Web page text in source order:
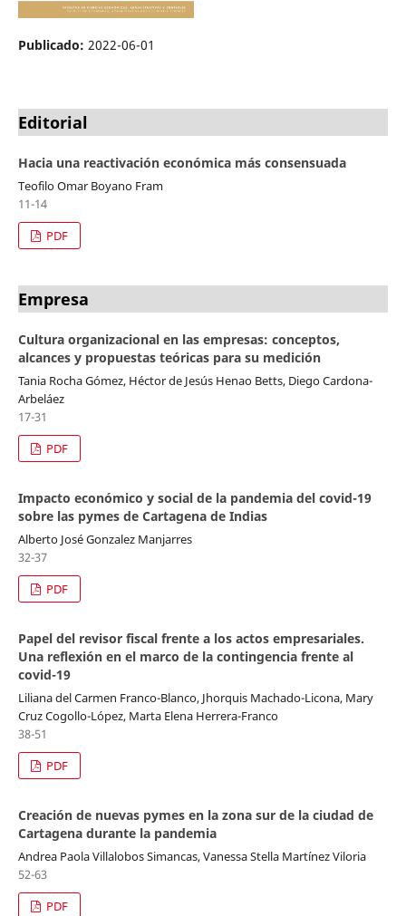
Publicado: 2022-06-01
Editorial
Hacia una reactivación económica más consensuada
Teofilo Omar Boyano Fram
11-14
PDF
Empresa
Cultura organizacional en las empresas: conceptos,
alcances y propuestas teóricas para su medición
Tania Rocha Gómez, Héctor de Jesús Henao Betts, Diego Cardona-
Arbeláez
17-31
PDF
Impacto económico y social de la pandemia del covid-19
sobre las pymes de Cartagena de Indias
Alberto José Gonzalez Manjarres
32-37
PDF
Papel del revisor fiscal frente a los actos empresariales.
Una reflexión en el marco de la contingencia frente al
covid-19
Liliana del Carmen Franco-Blanco, Jhorquis Machado-Licona, Mary
Cruz Cogollo-López, Marta Elena Herrera-Franco
38-51
PDF
Creación de nuevas pymes en la zona sur de la ciudad de
Cartagena durante la pandemia
Andrea Paola Villalobos Simancas, Vanessa Stella Martínez Viloria
52-63
PDF